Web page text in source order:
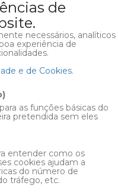
de
necessários, analíticos
experiência de
e de Cookies.
as funções básicas do
pretendida sem eles
entender como os
cookies ajudam a
do número de
tráfego, etc.